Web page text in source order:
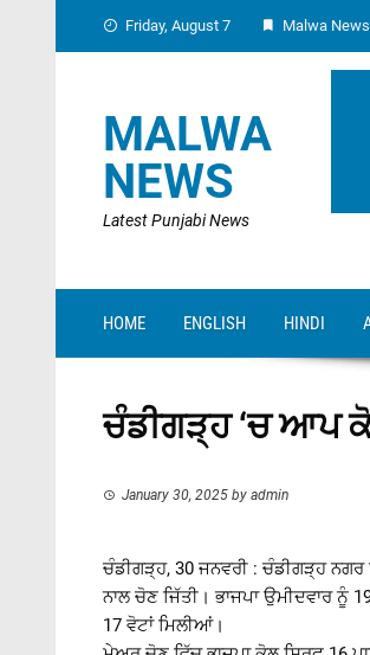
Friday, August 7 Malwa News
MALWA
NEWS
Latest Punjabi News
HOME ENGLISH HINDI
ਚੰਡੀਗੜ੍ਹ ‘ਚ ਆਪ
January 30, 2025 by admin
ਚੰਡੀਗੜ੍ਹ, 30 ਜਨਵਰੀ : ਚੰਡੀਗੜ੍ਹ ਨਗਰ
ਨਾਲ ਚੋਣ ਜਿੱਤੀ। ਭਾਜਪਾ ਉਮੀਦਵਾਰ
17 ਵੋਟਾਂ ਮਿਲੀਆਂ।